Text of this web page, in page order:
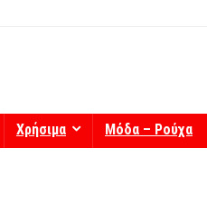
Χρήσιμα Μόδα – Ρούχα